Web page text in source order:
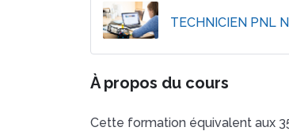
TECHNICIEN PNL
À propos du cours
Cette formation équivalent aux